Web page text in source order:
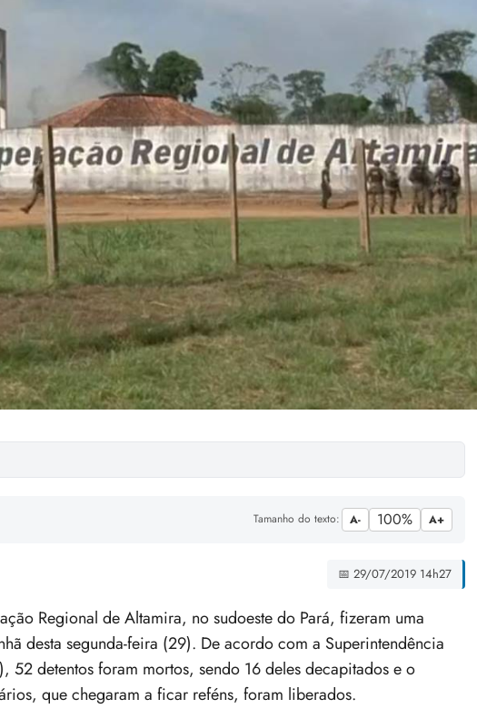
Tamanho do texto: A- 100% A+
📅 29/07/2019 14h27
Regional de Altamira, no sudoeste do Pará, fizeram uma
desta segunda-feira (29). De acordo com a Superintendência
52 detentos foram mortos, sendo 16 deles decapitados e o
que chegaram a ficar reféns, foram liberados.